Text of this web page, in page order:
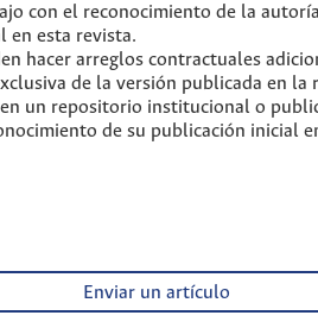
con el reconocimiento de la
en esta revista.
hacer arreglos contractuales
de la versión publicada en la
un repositorio institucional o
de su publicación inicial
Enviar un artículo